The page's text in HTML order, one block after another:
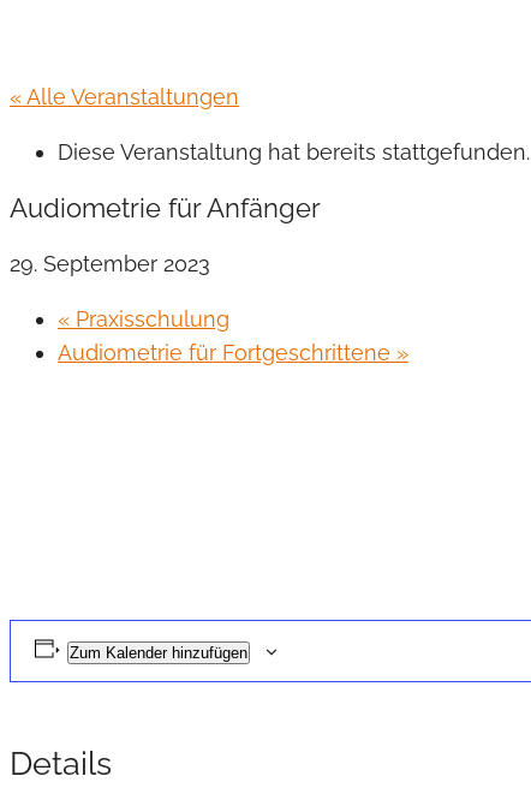
« Alle Veranstaltungen
Diese Veranstaltung hat bereits stattgefunden.
Audiometrie für Anfänger
29. September 2023
« Praxisschulung
Audiometrie für Fortgeschrittene »
Zum Kalender hinzufügen
Details